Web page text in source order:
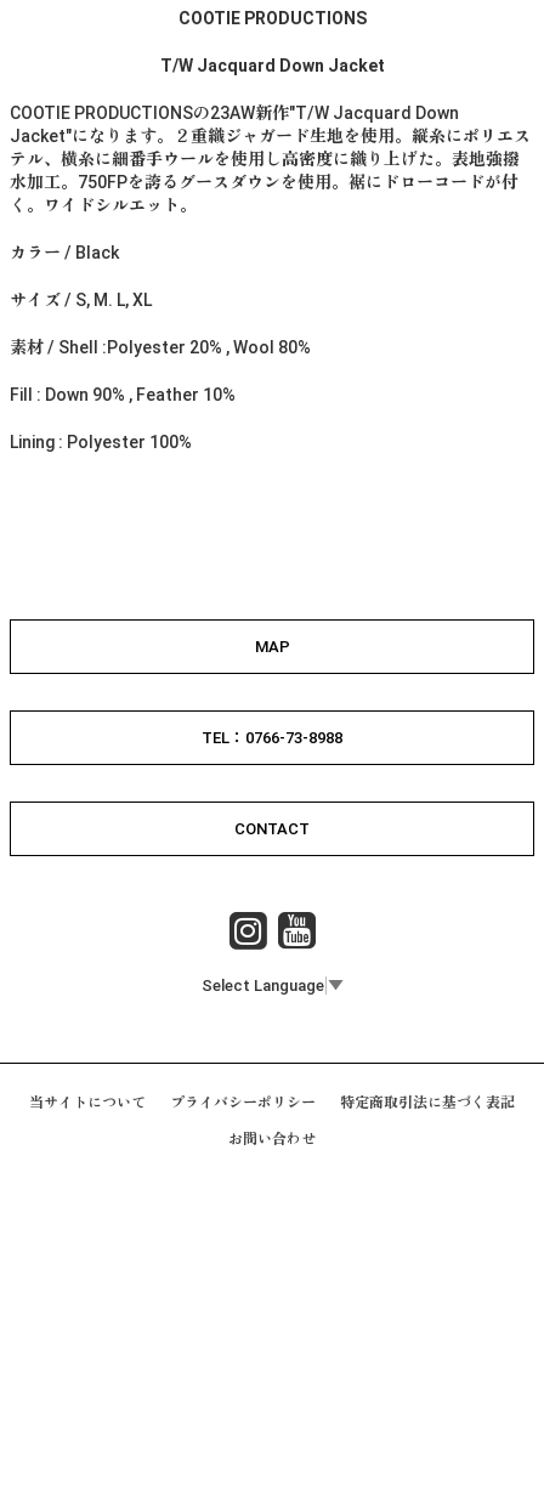
COOTIE PRODUCTIONS
T/W Jacquard Down Jacket
COOTIE PRODUCTIONSの23AW新作"T/W Jacquard Down
Jacket"になります。２重織ジャガード生地を使用。縦糸にポリエス
テル、横糸に細番手ウールを使用し高密度に織り上げた。表地強撥
水加工。750FPを誇るグースダウンを使用。裾にドローコードが付
く。ワイドシルエット。
カラー / Black
サイズ / S, M. L, XL
素材 / Shell :Polyester 20% , Wool 80%
Fill : Down 90% , Feather 10%
Lining : Polyester 100%
MAP
TEL：0766-73-8988
CONTACT
Select Language ▼
当サイトについて プライバシーポリシー 特定商取引法に基づく表記
お問い合わせ